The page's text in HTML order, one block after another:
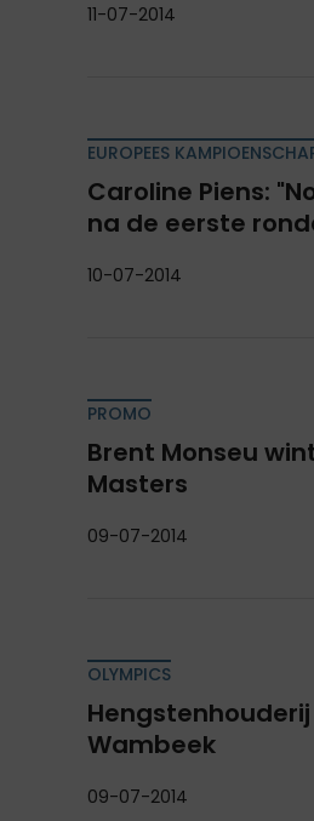
11-07-2014
EUROPEES
Caroline Piens:
na de eerste
10-07-2014
PROMO
Brent Monseu
Masters
09-07-2014
OLYMPICS
Wambeek
09-07-2014